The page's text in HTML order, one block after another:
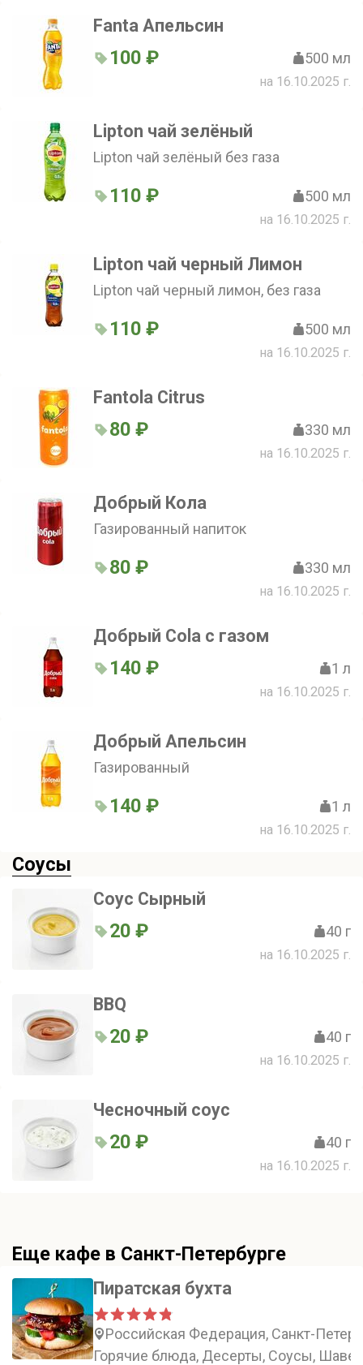
Fanta Апельсин
100 ₽ 500 мл
на 16.10.2025 г.
Lipton чай зелёный
Lipton чай зелёный без газа
110 ₽ 500 мл
на 16.10.2025 г.
Lipton чай черный Лимон
Lipton чай черный лимон, без газа
110 ₽ 500 мл
на 16.10.2025 г.
Fantola Citrus
80 ₽ 330 мл
на 16.10.2025 г.
Добрый Кола
Газированный напиток
80 ₽ 330 мл
на 16.10.2025 г.
Добрый Cola с газом
140 ₽ 1 л
на 16.10.2025 г.
Добрый Апельсин
Газированный
140 ₽ 1 л
на 16.10.2025 г.
Соусы
Соус Сырный
20 ₽ 40 г
на 16.10.2025 г.
BBQ
20 ₽ 40 г
на 16.10.2025 г.
Чесночный соус
20 ₽ 40 г
на 16.10.2025 г.
Еще кафе в Санкт-Петербурге
Пиратская бухта
Российская Федерация, Санкт-
Горячие блюда, Десерты, Соусы,